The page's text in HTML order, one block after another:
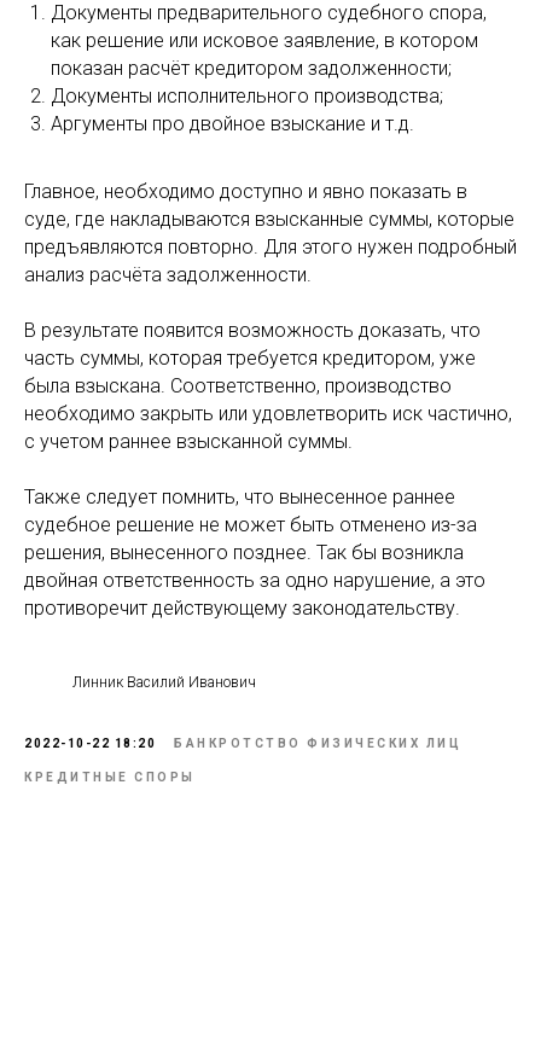
Документы предварительного судебного спора,
как решение или исковое заявление, в котором
показан расчёт кредитором задолженности;
Документы исполнительного производства;
Аргументы про двойное взыскание и т.д.
Главное, необходимо доступно и явно показать в
суде, где накладываются взысканные суммы, которые
предъявляются повторно. Для этого нужен подробный
анализ расчёта задолженности.
В результате появится возможность доказать, что
часть суммы, которая требуется кредитором, уже
была взыскана. Соответственно, производство
необходимо закрыть или удовлетворить иск частично,
с учетом раннее взысканной суммы.
Также следует помнить, что вынесенное раннее
судебное решение не может быть отменено из-за
решения, вынесенного позднее. Так бы возникла
двойная ответственность за одно нарушение, а это
противоречит действующему законодательству.
Линник Василий Иванович
2022-10-22 18:20 БАНКРОТСТВО ФИЗИЧЕСКИХ ЛИЦ
КРЕДИТНЫЕ СПОРЫ